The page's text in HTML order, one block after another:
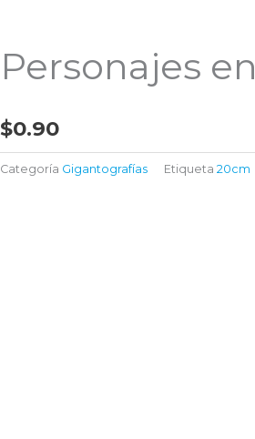
Personajes
$0.90
Categoría Gigantografías Etiqueta 20cm